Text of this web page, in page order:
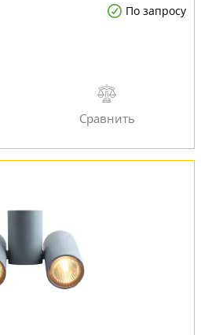
По запросу